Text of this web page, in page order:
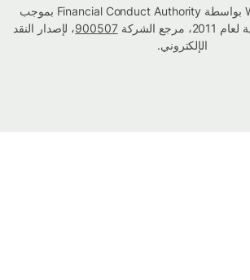
تم اعتماد شركة Wise بواسطة Financial Conduct Authority بموجب
الشركة
900507، لإصدار النقد
الإلكتروني.